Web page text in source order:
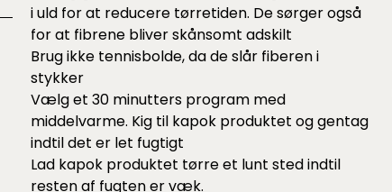
i uld for at reducere tørretiden. De sørger også
for at fibrene bliver skånsomt adskilt
Brug ikke tennisbolde, da de slår fiberen i
stykker
Vælg et 30 minutters program med
middelvarme. Kig til kapok produktet og gentag
indtil det er let fugtigt
Lad kapok produktet tørre et lunt sted indtil
resten af fugten er væk.